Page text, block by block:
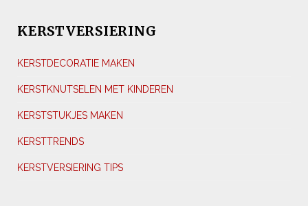
KERSTVERSIERING
KERSTDECORATIE MAKEN
KERSTKNUTSELEN MET KINDEREN
KERSTSTUKJES MAKEN
KERSTTRENDS
KERSTVERSIERING TIPS